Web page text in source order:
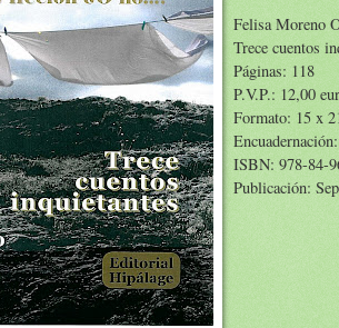
Felisa Moreno
Trece cuentos
Páginas: 118
P.V.P.: 12,00
Formato: 15 x
ISBN: 978-84-
Publicación: